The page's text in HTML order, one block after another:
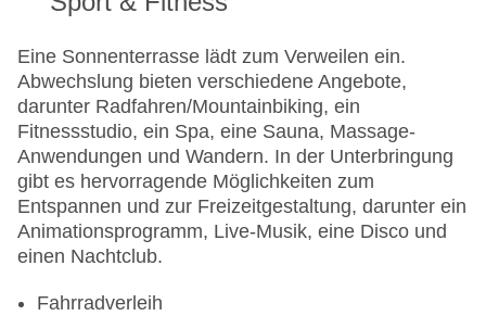
Eine Sonnenterrasse lädt zum Verweilen ein.
Abwechslung bieten verschiedene Angebote,
darunter Radfahren/Mountainbiking, ein
Fitnessstudio, ein Spa, eine Sauna, Massage-
Anwendungen und Wandern. In der Unterbringung
gibt es hervorragende Möglichkeiten zum
Entspannen und zur Freizeitgestaltung, darunter ein
Animationsprogramm, Live-Musik, eine Disco und
einen Nachtclub.
Fahrradverleih